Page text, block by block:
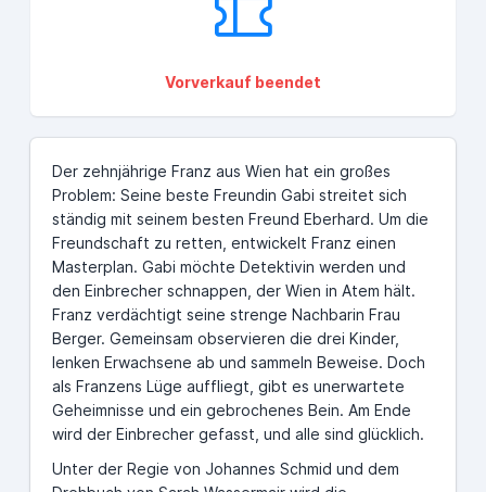
Vorverkauf beendet
Der zehnjährige Franz aus Wien hat ein großes
Problem: Seine beste Freundin Gabi streitet sich
ständig mit seinem besten Freund Eberhard. Um die
Freundschaft zu retten, entwickelt Franz einen
Masterplan. Gabi möchte Detektivin werden und
den Einbrecher schnappen, der Wien in Atem hält.
Franz verdächtigt seine strenge Nachbarin Frau
Berger. Gemeinsam observieren die drei Kinder,
lenken Erwachsene ab und sammeln Beweise. Doch
als Franzens Lüge auffliegt, gibt es unerwartete
Geheimnisse und ein gebrochenes Bein. Am Ende
wird der Einbrecher gefasst, und alle sind glücklich.
Unter der Regie von Johannes Schmid und dem